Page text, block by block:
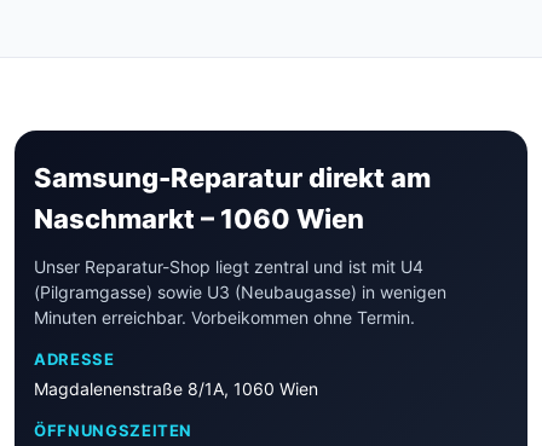
Samsung-Reparatur direkt am
Naschmarkt – 1060 Wien
Unser Reparatur-Shop liegt zentral und ist mit U4
(Pilgramgasse) sowie U3 (Neubaugasse) in wenigen
Minuten erreichbar. Vorbeikommen ohne Termin.
ADRESSE
Magdalenenstraße 8/1A, 1060 Wien
ÖFFNUNGSZEITEN